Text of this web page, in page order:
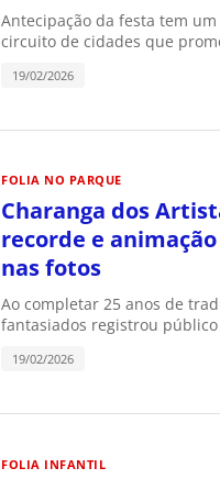
Antecipação da festa tem
circuito de cidades que
19/02/2026
FOLIA NO PARQUE
Charanga dos
recorde e
nas fotos
Ao completar 25 anos de
fantasiados registrou
19/02/2026
FOLIA INFANTIL